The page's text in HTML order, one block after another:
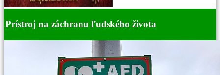
Prístroj na záchranu ľudského života